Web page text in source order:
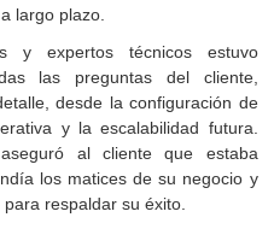
largo plazo.
y expertos técnicos estuvo
las preguntas del cliente,
desde la configuración de
y la escalabilidad futura.
al cliente que estaba
los matices de su negocio y
respaldar su éxito.